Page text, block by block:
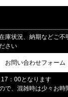
庫状況、納期などご不
さい
お問い合わせフォーム
：00となります
で、混雑時は少々お